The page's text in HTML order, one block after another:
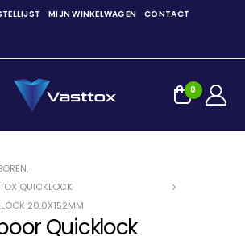
MIJN WINKELWAGEN CONTACT
0
,
QUICKLOCK
20.0X152MM
Quicklock